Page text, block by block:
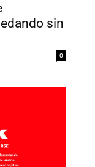
sin
0